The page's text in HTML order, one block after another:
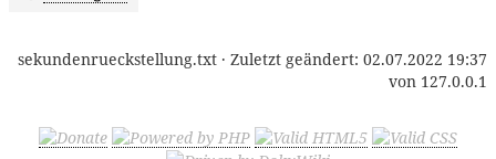
sekundenrueckstellung.txt · Zuletzt geändert: 02.07.2022 19:37
von 127.0.0.1